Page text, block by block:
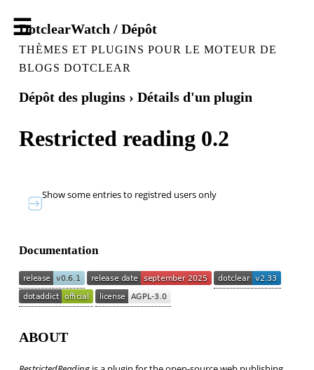
DotclearWatch / Dépôt
THÈMES ET PLUGINS POUR LE MOTEUR DE
BLOGS DOTCLEAR
Dépôt des plugins› Détails d'un plugin
Restricted reading 0.2
Show some entries to registred users only
Documentation
ABOUT